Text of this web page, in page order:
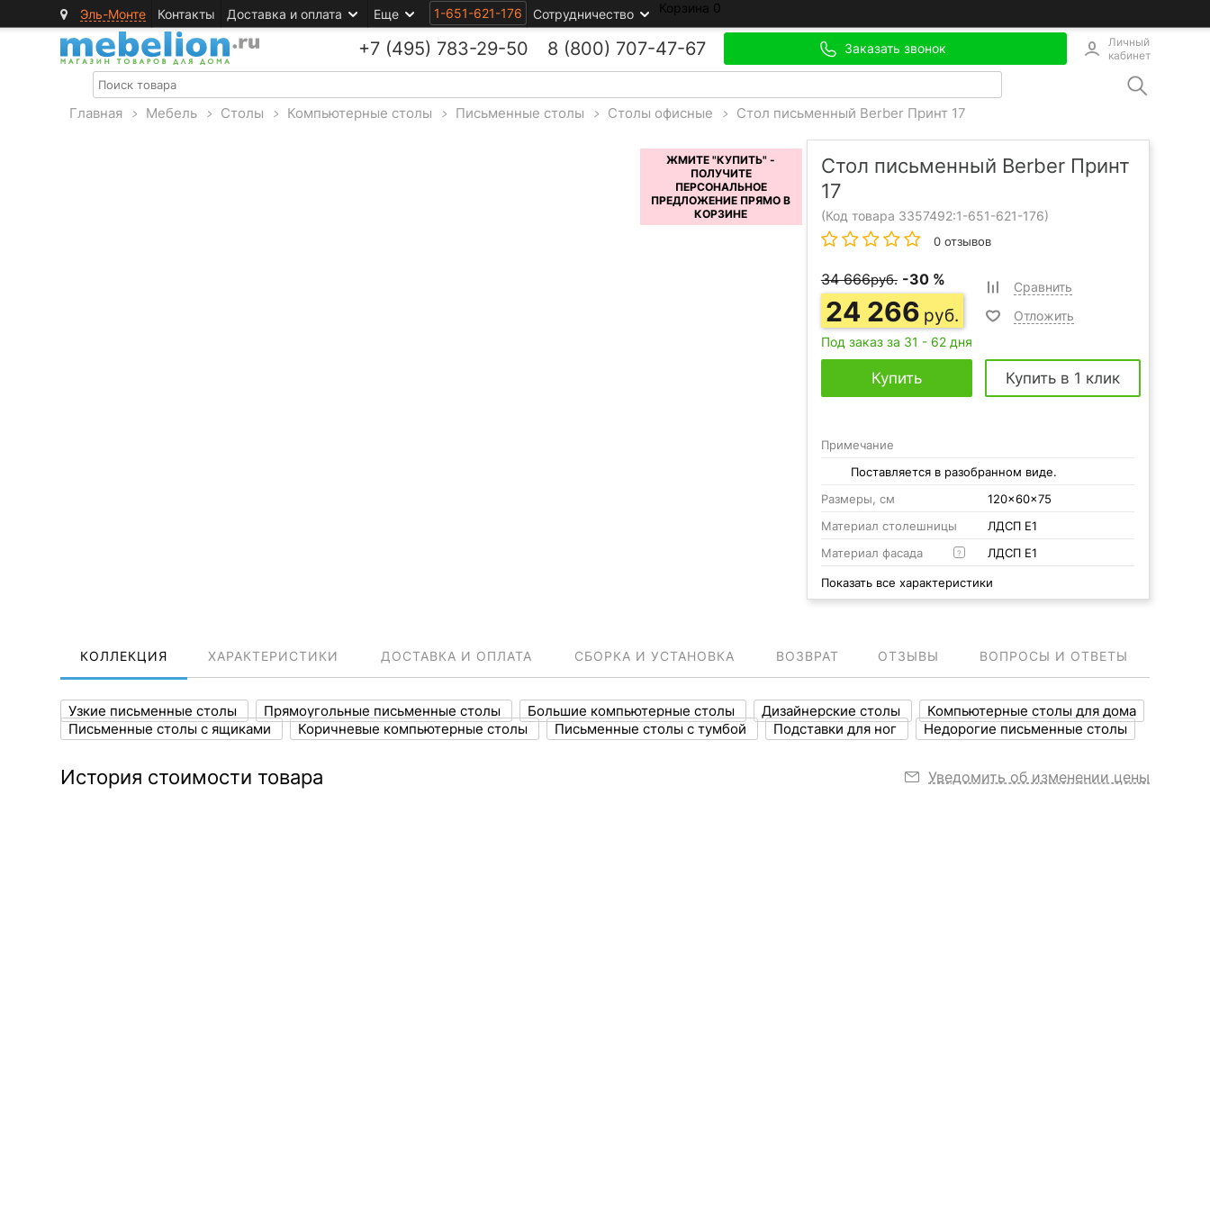
Эль-Монте Контакты Доставка и оплата Еще 1-651-621-176 Сотрудничество Корзина 0
+7 (495) 783-29-50 8 (800) 707-47-67 Заказать звонок
Личный
кабинет
Главная > Мебель > Столы > Компьютерные столы > Письменные столы > Столы офисные > Стол письменный Berber Принт 17
Стол письменный Berber Принт
17
(Код товара 3357492:1-651-621-176)
0 отзывов
34 666руб. -30 %
24 266 руб.
Под заказ за 31 - 62 дня
Сравнить
Отложить
Купить Купить в 1 клик
Примечание
Поставляется в разобранном виде.
Размеры, см
120x60x75
Материал столешницы
ЛДСП Е1
Материал фасада
? ЛДСП Е1
Показать все характеристики
КОЛЛЕКЦИЯ ХАРАКТЕРИСТИКИ ДОСТАВКА И ОПЛАТА СБОРКА И УСТАНОВКА ВОЗВРАТ ОТЗЫВЫ ВОПРОСЫ И ОТВЕТЫ
Узкие письменные столы Прямоугольные письменные столы Большие компьютерные столы Дизайнерские столы
Компьютерные столы для дома
Письменные столы с ящиками
Коричневые компьютерные столы Письменные столы с тумбой Подставки для ног Недорогие письменные столы
История стоимости товара Уведомить об изменении цены